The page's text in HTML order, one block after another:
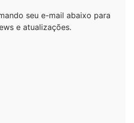
seu e-mail abaixo para
e atualizações.